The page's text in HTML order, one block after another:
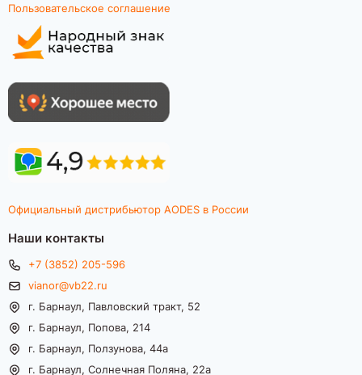
Пользовательское соглашение
Официальный дистрибьютор AODES в России
Наши контакты
+7 (3852) 205-596
vianor@vb22.ru
г. Барнаул, Павловский тракт, 52
г. Барнаул, Попова, 214
г. Барнаул, Ползунова, 44а
г. Барнаул, Солнечная Поляна, 22а